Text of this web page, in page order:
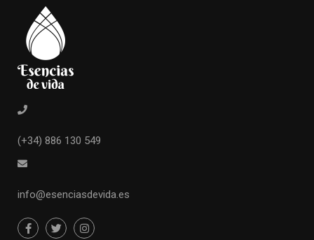
(+34) 886 130 549
info@esenciasdevida.es